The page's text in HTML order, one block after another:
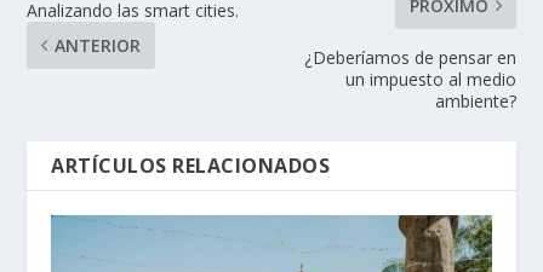
Analizando las smart cities.
ANTERIOR
PRÓXIMO
¿Deberíamos de pensar en
un impuesto al medio
ambiente?
ARTÍCULOS RELACIONADOS